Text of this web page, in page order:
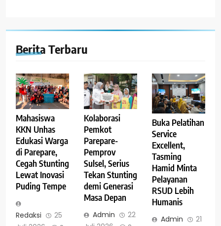
Berita Terbaru
Mahasiswa
KKN Unhas
Edukasi Warga
di Parepare,
Cegah Stunting
Lewat Inovasi
Puding Tempe
Redaksi
25
Kolaborasi
Pemkot
Parepare-
Pemprov
Sulsel, Serius
Tekan Stunting
demi Generasi
Masa Depan
Admin
22
Buka Pelatihan
Service
Excellent,
Tasming
Hamid Minta
Pelayanan
RSUD Lebih
Humanis
Admin
21